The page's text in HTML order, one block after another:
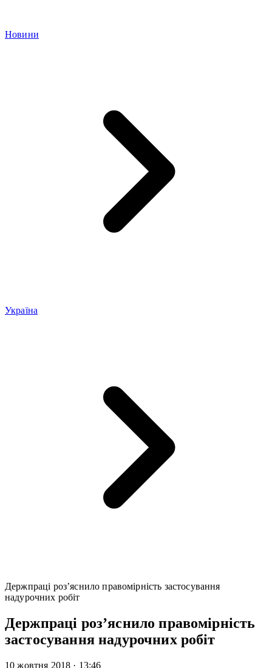
Новини
Україна
Держпраці роз’яснило правомірність застосування
надурочних робіт
Держпраці роз’яснило правомірність
застосування надурочних робіт
10 жовтня 2018 · 13:46